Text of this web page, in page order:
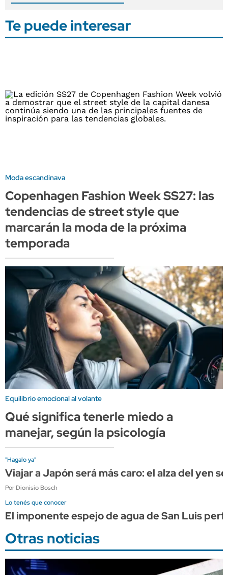
Te puede interesar
Moda escandinava
Copenhagen Fashion Week SS27: las
tendencias de street style que
marcarán la moda de la próxima
temporada
Equilibrio emocional al volante
Qué significa tenerle miedo a
manejar, según la psicología
"Hagalo ya"
Viajar a Japón será más caro: el alza del yen
Por Dionisio Bosch
Lo tenés que conocer
El imponente espejo de agua de San Luis
Otras noticias